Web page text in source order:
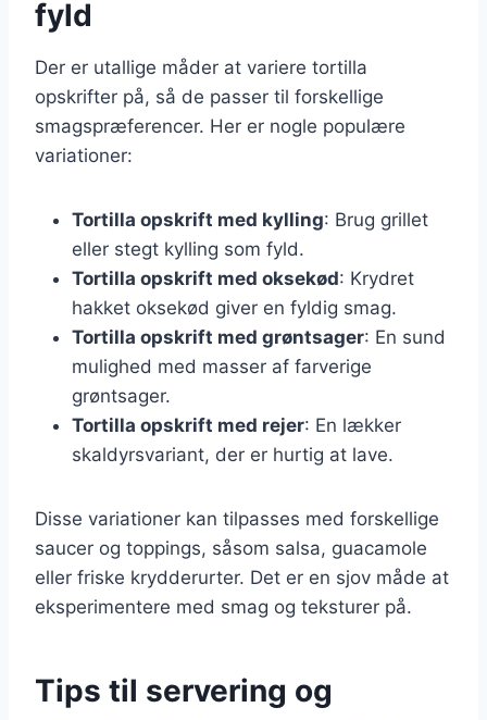
fyld
Der er utallige måder at variere tortilla
opskrifter på, så de passer til forskellige
smagspræferencer. Her er nogle populære
variationer:
Tortilla opskrift med kylling: Brug grillet
eller stegt kylling som fyld.
Tortilla opskrift med oksekød: Krydret
hakket oksekød giver en fyldig smag.
Tortilla opskrift med grøntsager: En sund
mulighed med masser af farverige
grøntsager.
Tortilla opskrift med rejer: En lækker
skaldyrsvariant, der er hurtig at lave.
Disse variationer kan tilpasses med forskellige
saucer og toppings, såsom salsa, guacamole
eller friske krydderurter. Det er en sjov måde at
eksperimentere med smag og teksturer på.
Tips til servering og